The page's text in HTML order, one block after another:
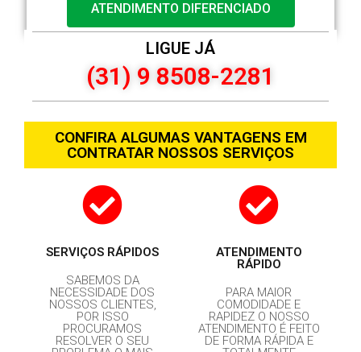
ATENDIMENTO DIFERENCIADO
LIGUE JÁ
(31) 9 8508-2281
CONFIRA ALGUMAS VANTAGENS EM
CONTRATAR NOSSOS SERVIÇOS
SERVIÇOS RÁPIDOS
SABEMOS DA
NECESSIDADE DOS
NOSSOS CLIENTES,
POR ISSO
PROCURAMOS
RESOLVER O SEU
ATENDIMENTO
RÁPIDO
PARA MAIOR
COMODIDADE E
RAPIDEZ O NOSSO
ATENDIMENTO É FEITO
DE FORMA RÁPIDA E